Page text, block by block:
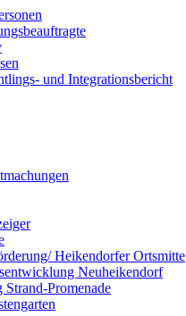
und Integrationsbericht
Heikendorfer Ortsmitte
Neuheikendorf
Strand-Promenade